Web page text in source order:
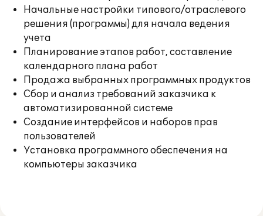
Начальные настройки типового/отраслевого
решения (программы) для начала ведения
учета
Планирование этапов работ, составление
календарного плана работ
Продажа выбранных программных продуктов
Сбор и анализ требований заказчика к
автоматизированной системе
Создание интерфейсов и наборов прав
пользователей
Установка программного обеспечения на
компьютеры заказчика